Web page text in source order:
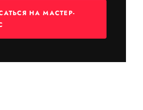
НА МАСТЕР-